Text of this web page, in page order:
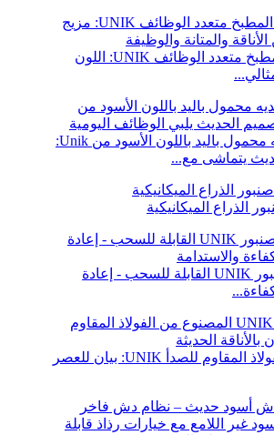
صنبور المطبخ متعدد الوظائف UNIK: اللون
بخاخ بيديه محمول باليد باللون الأسود من Unik:
يتماشى مع...
الذراع الميكانيكية
وصلة صنبور UNIK القابلة للسحب - إعادة
صنبور الفولاذ المقاوم للصدأ UNIK: بيان للعصر